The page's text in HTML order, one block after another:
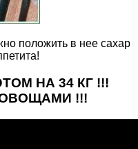
положить в нее сахар
НА 34 КГ !!!
ОВОЩАМИ !!!